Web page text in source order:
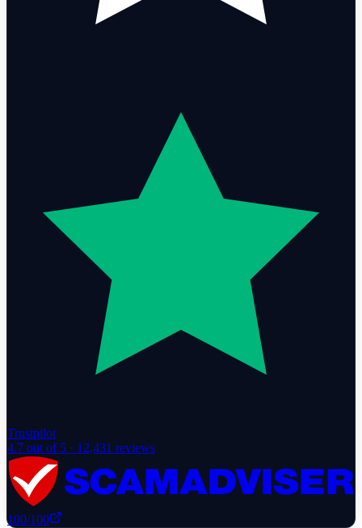
Trustpilot
4.7 out of 5 · 12,431 reviews
100/100